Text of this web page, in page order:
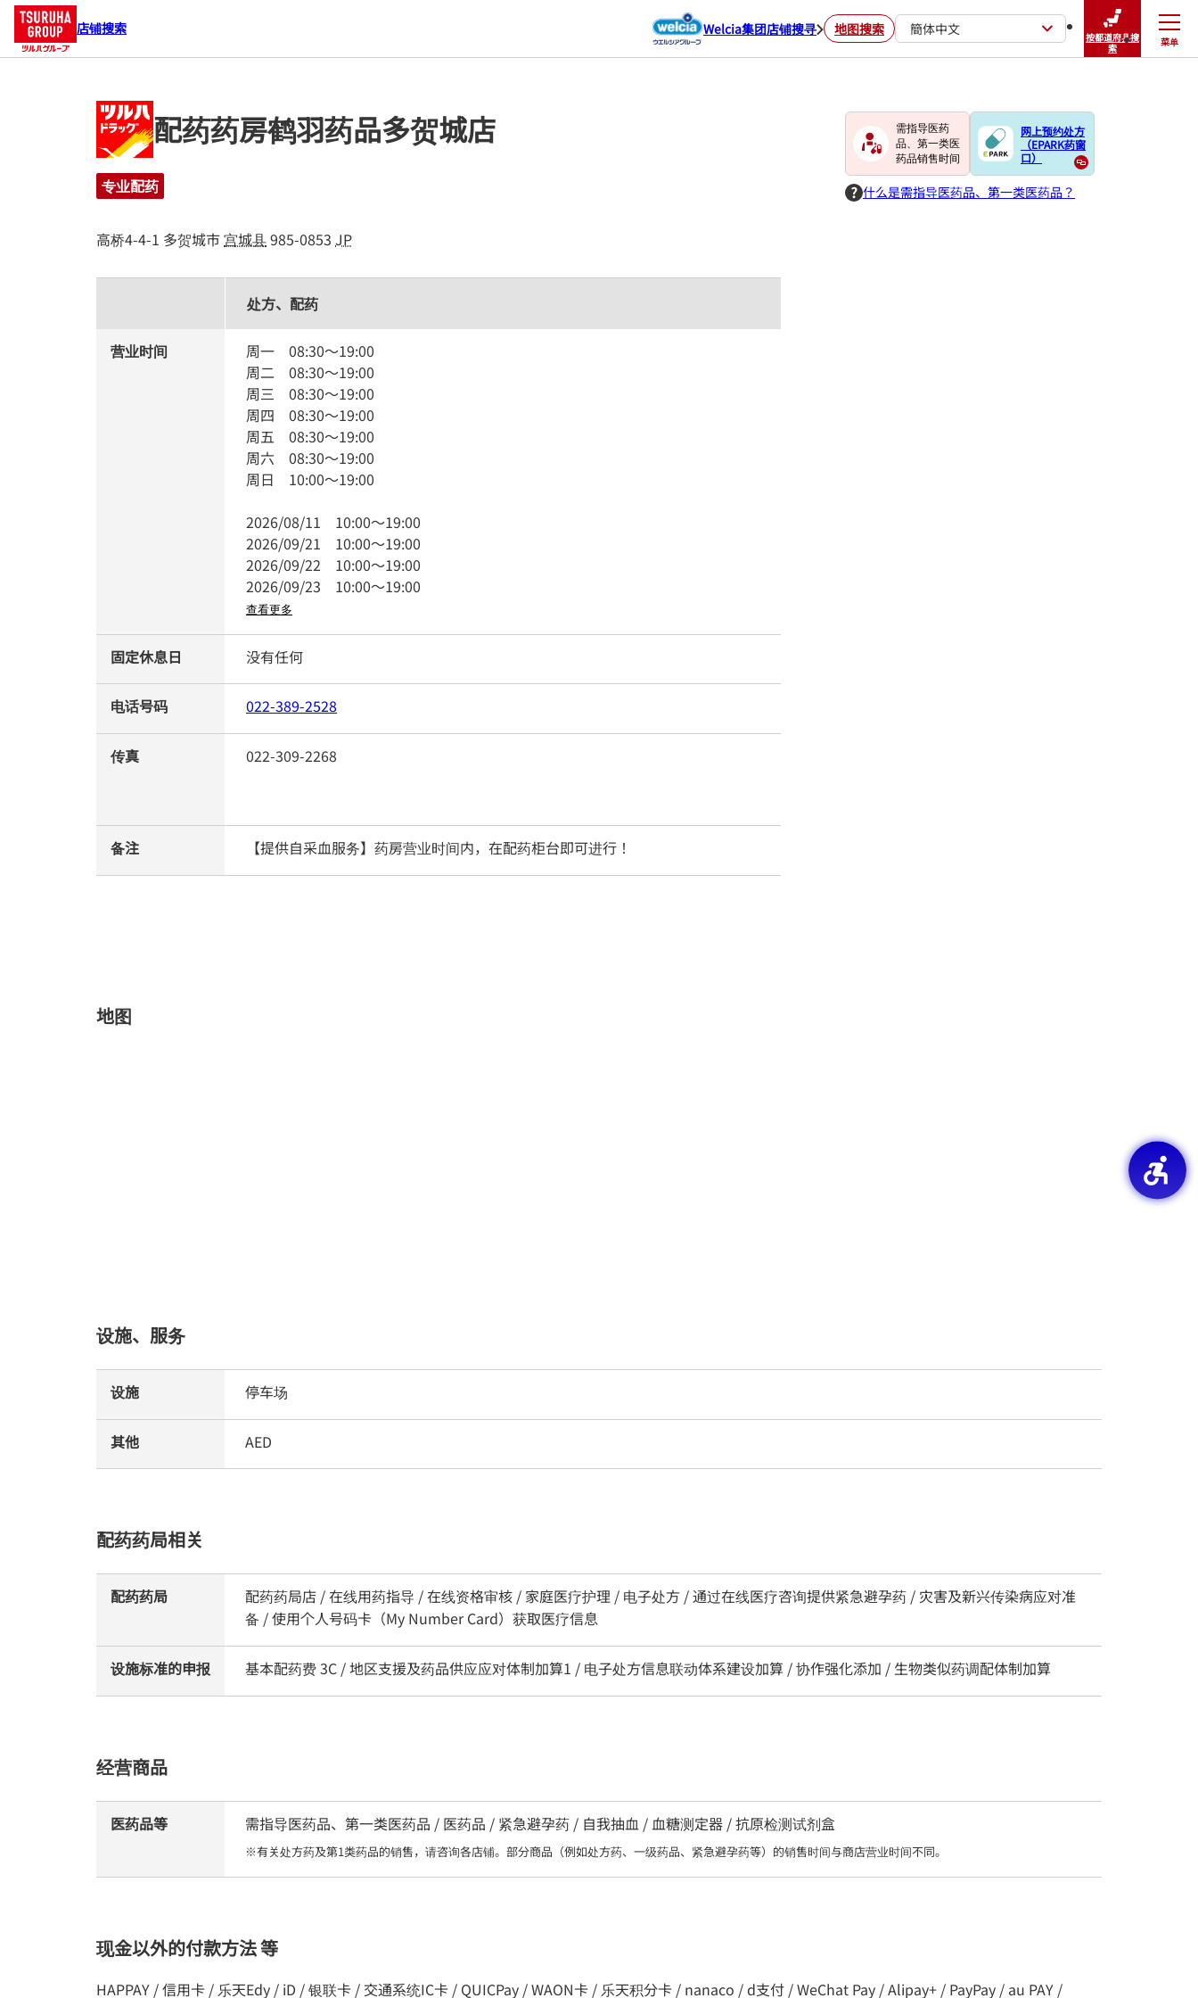
店铺搜索 Welcia集团店铺搜寻 地图搜索 簡体中文
按都道府县搜
索
菜单
关闭
配药药房鹤羽药品多贺城店
专业配药
高桥4-4-1 多贺城市宫城县985-0853 JP
需指导医药
品、第一类医
药品销售时间
网上预约处方
（EPARK药窗
口）
什么是需指导医药品、第一类医药品？
处方、配药
营业时间 周一 08:30～19:00
周二 08:30～19:00
周三 08:30～19:00
周四 08:30～19:00
周五 08:30～19:00
周六 08:30～19:00
周日 10:00～19:00
2026/08/11 10:00～19:00
2026/09/21 10:00～19:00
2026/09/22 10:00～19:00
2026/09/23 10:00～19:00
查看更多
固定休息日 没有任何
电话号码 022-389-2528
传真 022-309-2268
备注 【提供自采血服务】药房营业时间内，在配药柜台即可进行！
地图
设施、服务
设施 停车场
其他 AED
配药药局相关
配药药局
配药药局店 / 在线用药指导 / 在线资格审核 / 家庭医疗护理 / 电子处方 / 通过在线医疗咨询提供紧急避孕药 / 灾害及新兴传染病应对准
备 / 使用个人号码卡（My Number Card）获取医疗信息
设施标准的申报 基本配药费 3C / 地区支援及药品供应应对体制加算1 / 电子处方信息联动体系建设加算 / 协作强化添加 / 生物类似药调配体制加算
经营商品
医药品等 需指导医药品、第一类医药品 / 医药品 / 紧急避孕药 / 自我抽血 / 血糖测定器 / 抗原检测试剂盒
※有关处方药及第1类药品的销售，请咨询各店铺。部分商品（例如处方药、一级药品、紧急避孕药等）的销售时间与商店营业时间不同。
现金以外的付款方法 等
HAPPAY / 信用卡 / 乐天Edy / iD / 银联卡 / 交通系统IC卡 / QUICPay / WAON卡 / 乐天积分卡 / nanaco / d支付 / WeChat Pay / Alipay+ / PayPay / au PAY /